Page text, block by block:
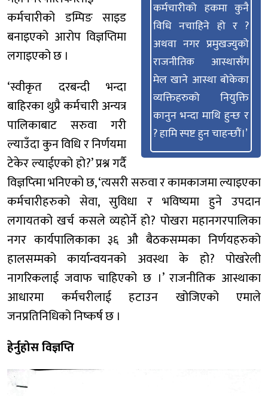
कर्मचारीको हकमा कुनै
विधि नचाहिने हो र ?
अथवा नगर प्रमुखज्युको
राजनीतिक आस्थासँग
मेल खाने आस्था बोकेका
व्यक्तिहरुको नियुक्ति
कानुन भन्दा माथि हुन्छ र
? हामि स्पष्ट हुन चाहन्छौं।’
कर्मचारीको डम्पिङ साइड
बनाइएको आरोप विज्ञप्तिमा
लगाइएको छ ।
‘स्वीकृत दरबन्दी भन्दा
बाहिरका थुप्रै कर्मचारी अन्यत्र
पालिकाबाट सरुवा गरी
ल्याउँदा कुन विधि र निर्णयमा
टेकेर ल्याईएको हो?’ प्रश्न गर्दै
विज्ञप्त्मिा भनिएको छ, ‘त्यसरी सरुवा र कामकाजमा ल्याइएका
कर्मचारीहरुको सेवा, सुविधा र भविष्यमा हुने उपदान
लगायतको खर्च कसले व्यहोर्ने हो? पोखरा महानगरपालिका
नगर कार्यपालिकाका ३६ औ बैठकसम्मका निर्णयहरुको
हालसम्मको कार्यान्वयनको अवस्था के हो? पोखरेली
नागरिकलाई जवाफ चाहिएको छ ।’ राजनीतिक आस्थाका
आधारमा कर्मचरीलाई हटाउन खोजिएको एमाले
जनप्रतिनिधिको निष्कर्ष छ ।
हेर्नुहोस विज्ञप्ति